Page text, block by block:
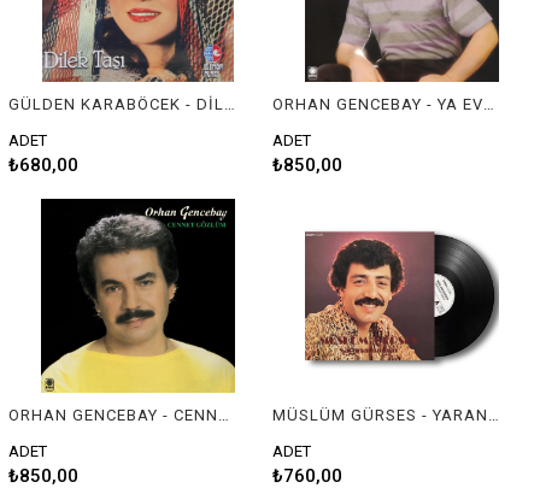
GÜLDEN KARABÖCEK - DİLEK TAŞI (RENKLİ PLAK)
ADET
₺680,00
ORHAN GENCEBAY - YA EVDE YOKSAN
ADET
₺850,00
ORHAN GENCEBAY - CENNET GÖZLÜM
ADET
₺850,00
MÜSLÜM GÜRSES - YARANAMADIM
ADET
₺760,00